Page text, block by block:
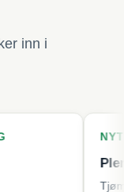
inn i
NYTT
Plenklipping